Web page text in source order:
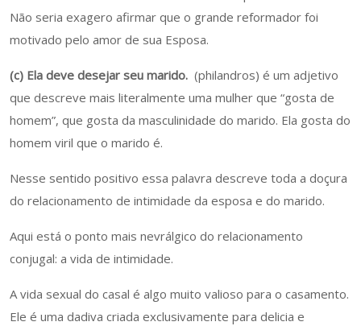
Não seria exagero afirmar que o grande reformador foi
motivado pelo amor de sua Esposa.
(c) Ela deve desejar seu marido. (philandros) é um adjetivo
que descreve mais literalmente uma mulher que “gosta de
homem”, que gosta da masculinidade do marido. Ela gosta do
homem viril que o marido é.
Nesse sentido positivo essa palavra descreve toda a doçura
do relacionamento de intimidade da esposa e do marido.
Aqui está o ponto mais nevrálgico do relacionamento
conjugal: a vida de intimidade.
A vida sexual do casal é algo muito valioso para o casamento.
Ele é uma dadiva criada exclusivamente para delicia e